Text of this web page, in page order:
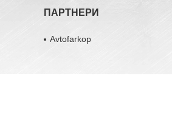
ПАРТНЕРИ
Avtofarkop